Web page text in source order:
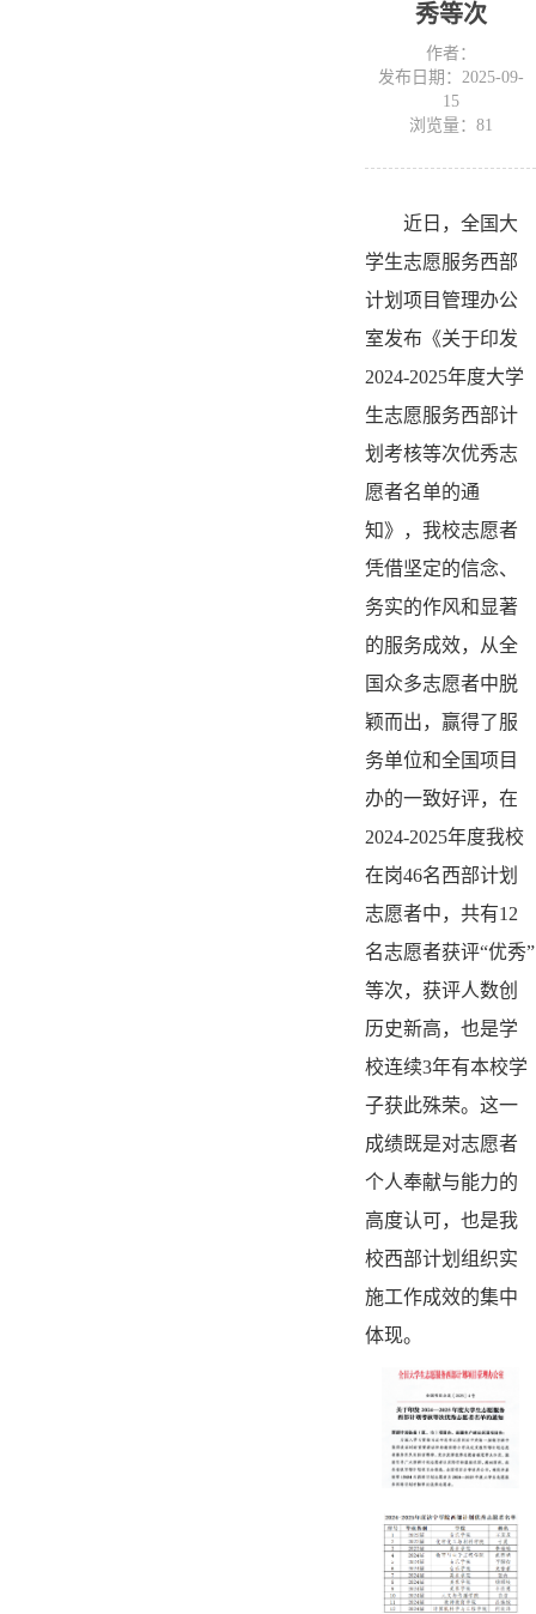
秀等次
作者：
发布日期：2025-09-
15
浏览量： 81
近日，全国大
学生志愿服务西部
计划项目管理办公
室发布《关于印发
2024-2025年度大学
生志愿服务西部计
划考核等次优秀志
愿者名单的通
知》，我校志愿者
凭借坚定的信念、
务实的作风和显著
的服务成效，从全
国众多志愿者中脱
颖而出，赢得了服
务单位和全国项目
办的一致好评，在
2024-2025年度我校
在岗46名西部计划
志愿者中，共有12
名志愿者获评“优秀”
等次，获评人数创
历史新高，也是学
校连续3年有本校学
子获此殊荣。这一
成绩既是对志愿者
个人奉献与能力的
高度认可，也是我
校西部计划组织实
施工作成效的集中
体现。